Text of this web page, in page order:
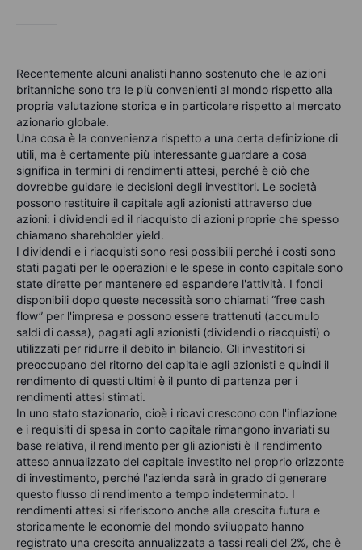
Recentemente alcuni analisti hanno sostenuto che le azioni
britanniche sono tra le più convenienti al mondo rispetto alla
propria valutazione storica e in particolare rispetto al mercato
azionario globale.
Una cosa è la convenienza rispetto a una certa definizione di
utili, ma è certamente più interessante guardare a cosa
significa in termini di rendimenti attesi, perché è ciò che
dovrebbe guidare le decisioni degli investitori. Le società
possono restituire il capitale agli azionisti attraverso due
azioni: i dividendi ed il riacquisto di azioni proprie che spesso
chiamano shareholder yield.
I dividendi e i riacquisti sono resi possibili perché i costi sono
stati pagati per le operazioni e le spese in conto capitale sono
state dirette per mantenere ed espandere l'attività. I fondi
disponibili dopo queste necessità sono chiamati “free cash
flow” per l'impresa e possono essere trattenuti (accumulo
saldi di cassa), pagati agli azionisti (dividendi o riacquisti) o
utilizzati per ridurre il debito in bilancio. Gli investitori si
preoccupano del ritorno del capitale agli azionisti e quindi il
rendimento di questi ultimi è il punto di partenza per i
rendimenti attesi stimati.
In uno stato stazionario, cioè i ricavi crescono con l'inflazione
e i requisiti di spesa in conto capitale rimangono invariati su
base relativa, il rendimento per gli azionisti è il rendimento
atteso annualizzato del capitale investito nel proprio orizzonte
di investimento, perché l'azienda sarà in grado di generare
questo flusso di rendimento a tempo indeterminato. I
rendimenti attesi si riferiscono anche alla crescita futura e
storicamente le economie del mondo sviluppato hanno
registrato una crescita annualizzata a tassi reali del 2%, che è